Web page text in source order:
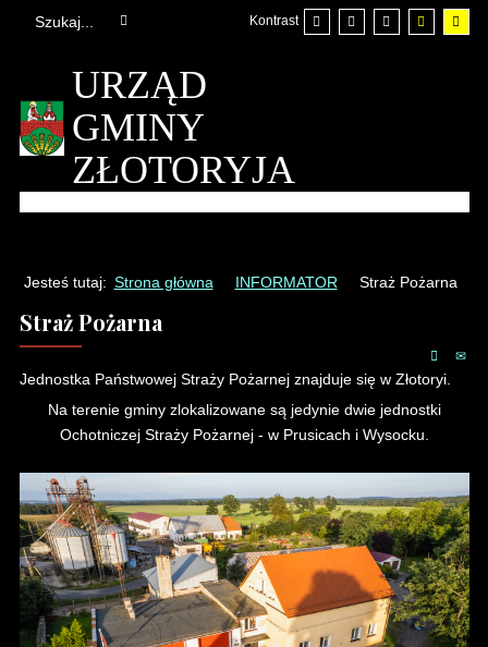
Kontrast
URZĄD
GMINY
ZŁOTORYJA
Jesteś tutaj: Strona główna INFORMATOR Straż Pożarna
Straż Pożarna
Jednostka Państwowej Straży Pożarnej znajduje się w Złotoryi.
Na terenie gminy zlokalizowane są jedynie dwie jednostki
Ochotniczej Straży Pożarnej - w Prusicach i Wysocku.